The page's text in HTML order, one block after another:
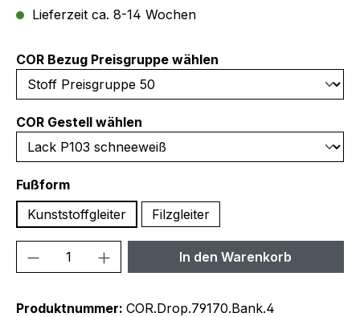
Lieferzeit ca. 8-14 Wochen
COR Bezug Preisgruppe wählen
COR Gestell wählen
Fußformauswählen
Kunststoffgleiter
Filzgleiter
Produkt Anzahl: Gib denIn den Warenkorb
Produktnummer: COR.Drop.79170.Bank.4